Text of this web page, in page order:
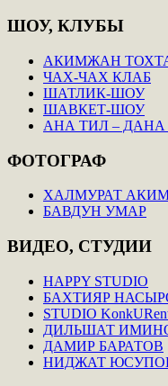
ШОУ, КЛУБЫ
АКИМЖАН
ЧАХ-ЧАХ КЛАБ
ШАТЛИК-ШОУ
ШАВКЕТ-ШОУ
АНА ТИЛ –
ФОТОГРАФ
ХАЛМУРАТ
БАВДУН УМАР
ВИДЕО, СТУДИИ
HAPPY STUDIO
БАХТИЯР
STUDIO
ДИЛЬШАТ
ДАМИР БАРАТОВ
НИДЖАТ